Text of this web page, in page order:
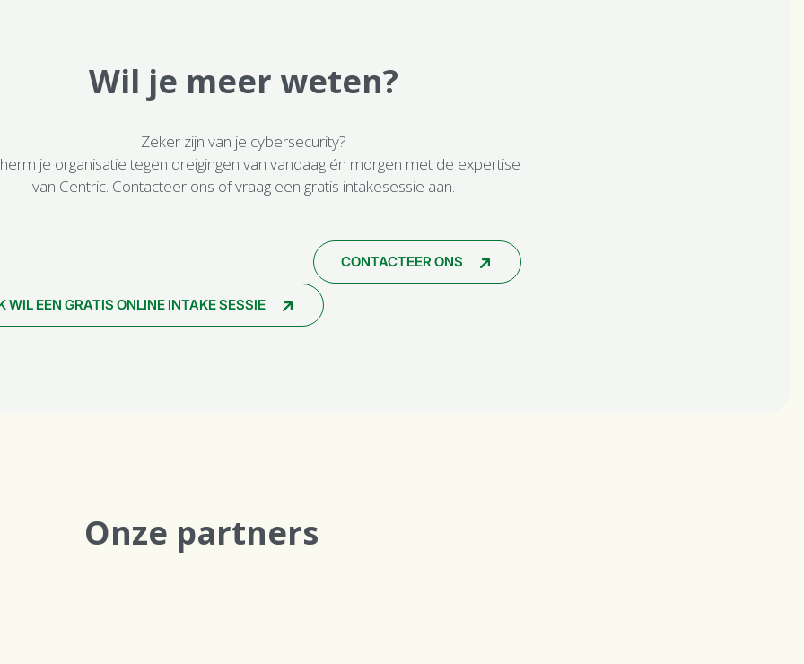
Wil je meer weten?
Zeker zijn van je cybersecurity?
je organisatie tegen dreigingen van vandaag én morgen met de expertise
van Centric. Contacteer ons of vraag een gratis intakesessie aan.
CONTACTEER ONS
WIL EEN GRATIS ONLINE INTAKE SESSIE
Onze partners